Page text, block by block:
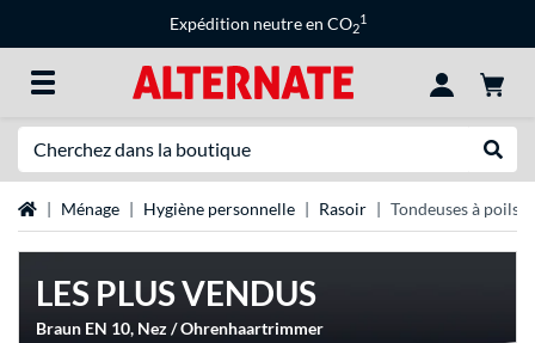
Expédition neutre en CO2
1
Page d'accueil
Ménage Hygiène personnelle Rasoir Tondeuses à poils
LES PLUS VENDUS
Braun EN 10, Nez / Ohrenhaartrimmer